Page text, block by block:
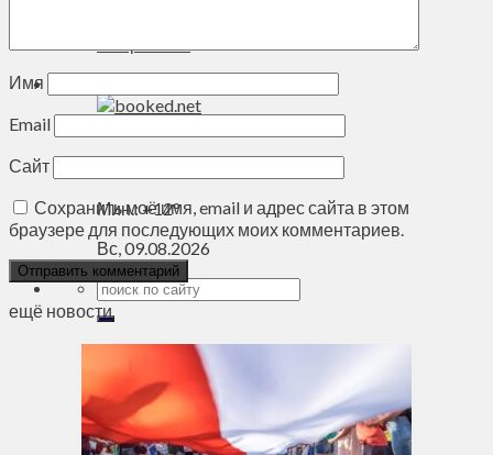
Мин.:+12°
Вс, 09.08.2026
Имя
Email
Сайт
Сохранить моё имя, email и адрес сайта в этом
браузере для последующих моих комментариев.
ещё новости